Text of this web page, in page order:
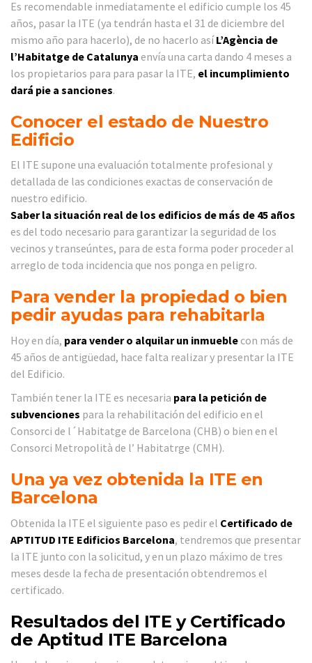
Es recomendable inmediatamente el edificio cumple los 45
años, pasar la ITE (ya tendrán hasta el 31 de diciembre del
mismo año para hacerlo), de no hacerlo asíL’Agència de
l’Habitatge de Catalunya envía una carta dando 4 meses a
los propietarios para para pasar la ITE, el incumplimiento
dará pie a sanciones.
Conocer el estado de Nuestro
Edificio
El ITE supone una evaluación totalmente profesional y
detallada de las condiciones exactas de conservación de
nuestro edificio.
Saber la situación real de los edificios de más de 45 años
es del todo necesario para garantizar la seguridad de los
vecinos y transeúntes, para de esta forma poder proceder al
arreglo de toda incidencia que nos ponga en peligro.
Para vender la propiedad o bien
pedir ayudas para rehabitarla
Hoy en día, para vender o alquilar un inmueble con más de
45 años de antigüedad, hace falta realizar y presentar la ITE
del Edificio.
También tener la ITE es necesaria para la petición de
subvenciones para la rehabilitación del edificio en el
Consorci de l´Habitatge de Barcelona (CHB) o bien en el
Consorci Metropolità de l’ Habitatrge (CMH).
Una ya vez obtenida la ITE en
Barcelona
Obtenida la ITE el siguiente paso es pedir el Certificado de
APTITUD ITE Edificios Barcelona, tendremos que presentar
la ITE junto con la solicitud, y en un plazo máximo de tres
meses desde la fecha de presentación obtendremos el
certificado.
Resultados del ITE y Certificado
de Aptitud ITE Barcelona